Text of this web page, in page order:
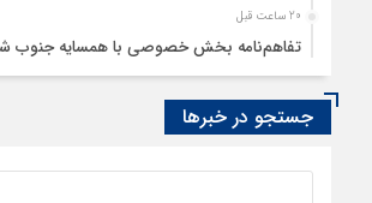
20 ساعت قبل
تفاهم‌نامه بخش خصوصی با همسایه جنوب
21 ساعت قبل
سود اقتصاد‌ها از هوش مصنوعی
جستجو در خبرها